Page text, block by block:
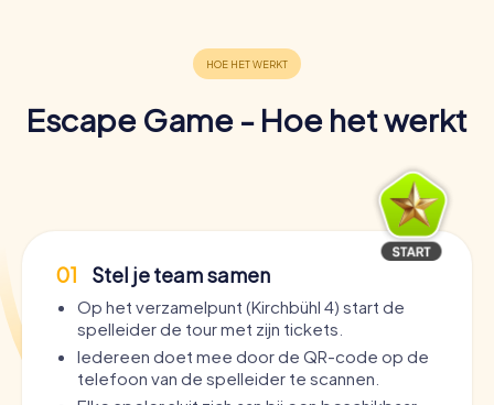
Escape Game - Hoe het werkt
01 Stel je team samen
Op het verzamelpunt (Kirchbühl 4) start de
spelleider de tour met zijn tickets.
Iedereen doet mee door de QR-code op de
telefoon van de spelleider te scannen.